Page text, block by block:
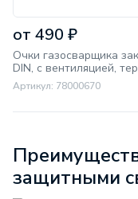
от 490 ₽
Очки газосварщика
DIN, с вентиляцией,
Артикул: 78000670
защитными